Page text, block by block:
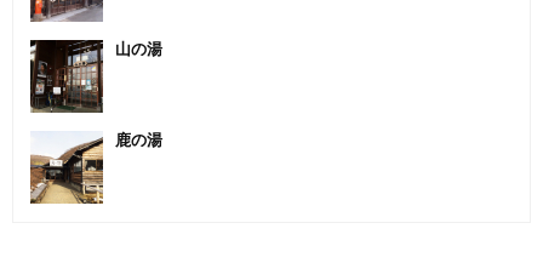
山の湯
鹿の湯